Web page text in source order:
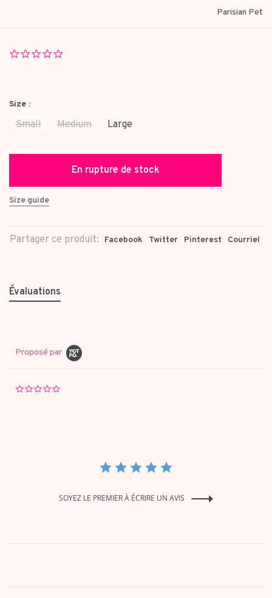
Parisian Pet
Size :
Small Medium Large
En rupture de stock
Size guide
Partager ce produit: Facebook Twitter Pinterest Courriel
Évaluations
Proposé par
SOYEZ LE PREMIER À ÉCRIRE UN AVIS